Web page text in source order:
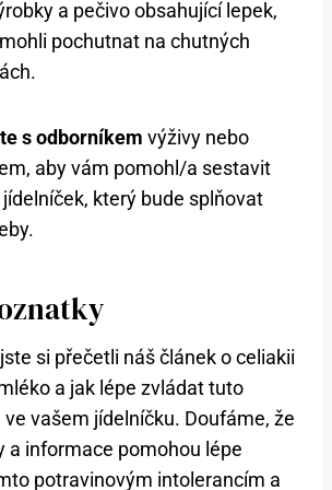
a pečivo obsahující lepek,
pochutnat na chutných
s odborníkem výživy nebo
aby vám pomohl/a sestavit
který bude splňovat
si přečetli náš článek o celiakii
a jak lépe zvládat tuto
vašem jídelníčku. Doufáme, že
a informace pomohou lépe
potravinovým intolerancím a